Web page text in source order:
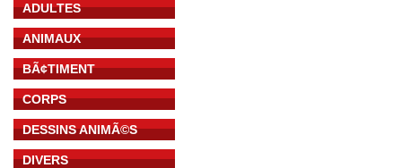
ADULTES
ANIMAUX
BÃ¢TIMENT
CORPS
DESSINS ANIMÃ©S
DIVERS